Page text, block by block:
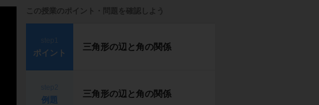
この授業のポイント・問題を確認しよう
ポイント
三角形の辺と角の関係
例題
三角形の辺と角の関係